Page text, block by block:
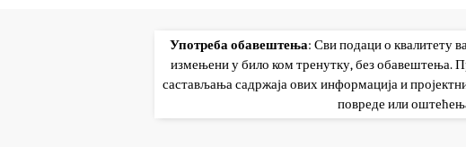
Употреба обавештења: Сви подаци о квалитету
измењени у било ком тренутку, без обавештења.
састављања садржаја ових информација и
повреде или